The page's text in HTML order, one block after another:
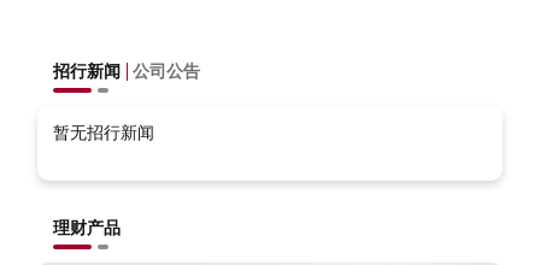
招行新闻 公司公告
暂无招行新闻
理财产品